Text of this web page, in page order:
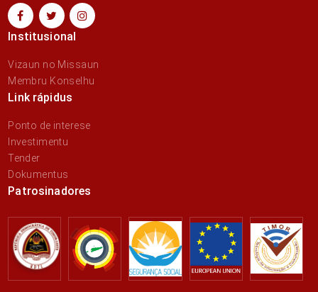
Institusional
Vizaun no Missaun
Membru Konselhu
Link rápidus
Ponto de interese
Investimentu
Tender
Dokumentus
Patrosinadores